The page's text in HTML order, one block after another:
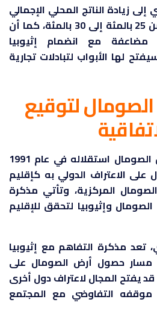
زيادة الناتج المحلي الإجمالي
الإثيوبي بنسبة تتراوح من 25 بالمئة إلى 30 بالمئة، كما أن
مع انضمام إثيوبيا
لها الأبواب لتبادلات تجارية
لتوقيع
منذ أن أعلن إقليم أرض الصومال استقلاله في عام 1991
الاعتراف الدولي به كإقليم
المركزية، وتأتي مذكرة
وإثيوبيا لتحقق للإقليم
مذكرة التفاهم مع إثيوبيا
حصول أرض الصومال على
قد يفتح المجال لاعتراف دول أخرى
موقفه التفاوضي مع المجتمع